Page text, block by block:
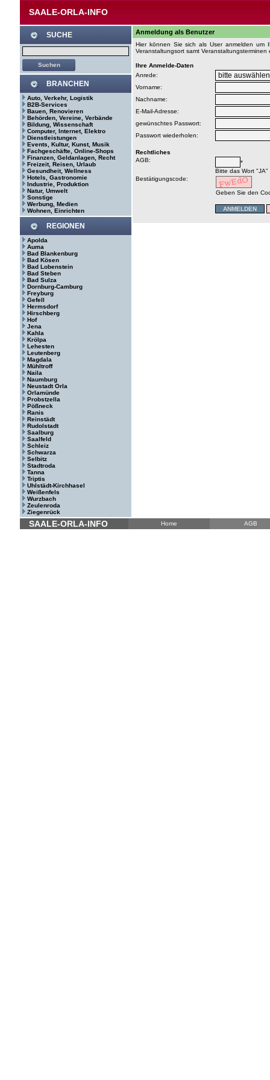
SAALE-ORLA-INFO
SUCHE
BRANCHEN
Auto, Verkehr, Logistik
B2B-Services
Bauen, Renovieren
Behörden, Vereine, Verbände
Bildung, Wissenschaft
Computer, Internet, Elektro
Dienstleistungen
Events, Kultur, Kunst, Musik
Fachgeschäfte, Online-Shops
Finanzen, Geldanlagen, Recht
Freizeit, Reisen, Urlaub
Gesundheit, Wellness
Hotels, Gastronomie
Industrie, Produktion
Natur, Umwelt
Sonstige
Werbung, Medien
Wohnen, Einrichten
REGIONEN
Apolda
Auma
Bad Blankenburg
Bad Kösen
Bad Lobenstein
Bad Steben
Bad Sulza
Dornburg-Camburg
Freyburg
Gefell
Hermsdorf
Hirschberg
Hof
Jena
Kahla
Krölpa
Lehesten
Leutenberg
Magdala
Mühltroff
Naila
Naumburg
Neustadt Orla
Orlamünde
Probstzella
Pößneck
Ranis
Reinstädt
Rudolstadt
Saalburg
Saalfeld
Schleiz
Schwarza
Selbitz
Stadtroda
Tanna
Triptis
Uhlstädt-Kirchhasel
Weißenfels
Wurzbach
Zeulenroda
Ziegenrück
Anmeldung als Benutzer
Hier können Sie sich als User anmelden um
Veranstaltungsort samt Veranstaltungsterminen
Ihre Anmelde-Daten
Anrede:
Vorname:
Nachname:
E-Mail-Adresse:
gewünschtes Passwort:
Passwort wiederholen:
Rechtliches
AGB:
*
Bitte das Wort
Bestätigungscode:
Geben Sie den
SAALE-ORLA-INFO Home AGB